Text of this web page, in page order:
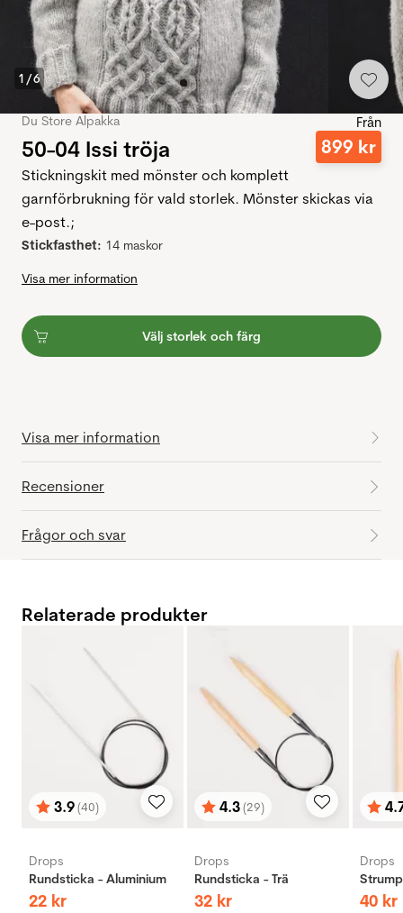
1 /6
Du Store Alpakka
50-04 Issi tröja
Från
899 kr
Stickningskit med mönster och komplett
garnförbrukning för vald storlek. Mönster skickas via
e-post.;
Stickfasthet: 14 maskor
Visa mer information
Välj storlek och färg
Visa mer information
Recensioner
Frågor och svar
Relaterade produkter
Betyg:
3.9(40)
utav 5 stjärnor
Drops
Rundsticka - Aluminium
22 kr
Betyg:
4.3(29)
utav 5 stjärnor
Drops
Rundsticka - Trä
32 kr
utav
Drops
40 kr